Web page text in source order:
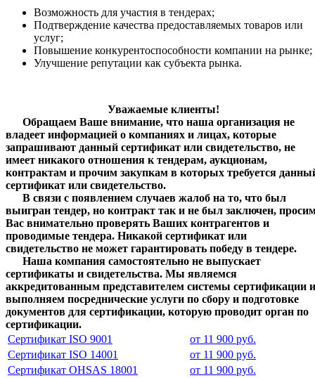
Возможность для участия в тендерах;
Подтверждение качества предоставляемых товаров или
услуг;
Повышение конкурентоспособности компании на рынке;
Улучшение репутации как субъекта рынка.
Уважаемые клиенты!
Обращаем Ваше внимание, что наша организация не
владеет информацией о компаниях и лицах, которые
запрашивают данный сертификат или свидетельство, не
имеет никакого отношения к тендерам, аукционам,
контрактам и прочим закупкам в которых требуется
сертификат или свидетельство.
В связи с появлением случаев жалоб на то, что был
выигран тендер, но контракт так и не был заключен,
Вас внимательно проверять Ваших контрагентов и
проводимые тендера. Никакой сертификат или
свидетельство не может гарантировать победу в тендере.
Наша компания самостоятельно не выпускает
сертификаты и свидетельства. Мы являемся
аккредитованным представителем системы сертификации и
выполняем посреднические услуги по сбору и подготовке
документов для сертификации, которую проводит орган по
сертификации.
Сертификат ISO 9001
от 11 900 руб.
Сертификат ISO 14001
от 11 900 руб.
Сертификат OHSAS 18001
от 11 900 руб.